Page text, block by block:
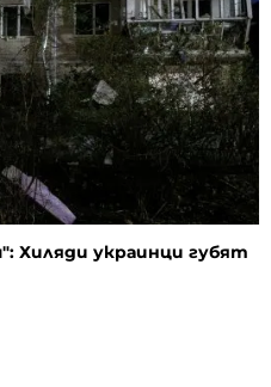
Хиляди украинци губят